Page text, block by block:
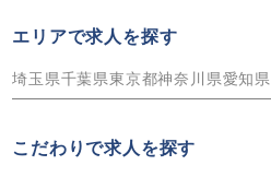
エリアで求人を探す
埼玉県千葉県東京都神奈川県愛知県
こだわりで求人を探す